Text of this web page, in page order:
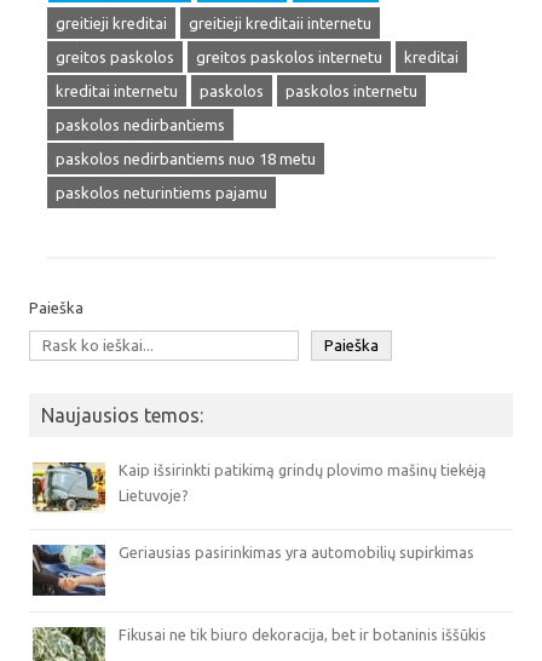
greitieji kreditai
greitieji kreditaii internetu
greitos paskolos
greitos paskolos internetu
kreditai
kreditai internetu
paskolos
paskolos internetu
paskolos nedirbantiems
paskolos nedirbantiems nuo 18 metu
paskolos neturintiems pajamu
Paieška
Paieška
Naujausios temos:
Kaip išsirinkti patikimą grindų plovimo mašinų tiekėją
Lietuvoje?
Geriausias pasirinkimas yra automobilių supirkimas
Fikusai ne tik biuro dekoracija, bet ir botaninis iššūkis